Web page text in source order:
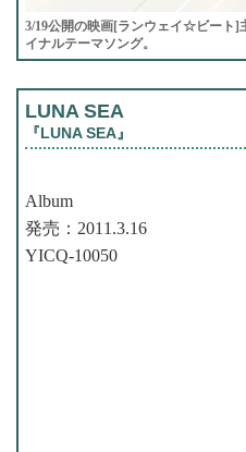
3/19公開の映画[ランウェイ☆ビート]
イナルテーマソング。
LUNA SEA
『LUNA SEA』
Album
発売：2011.3.16
YICQ-10050